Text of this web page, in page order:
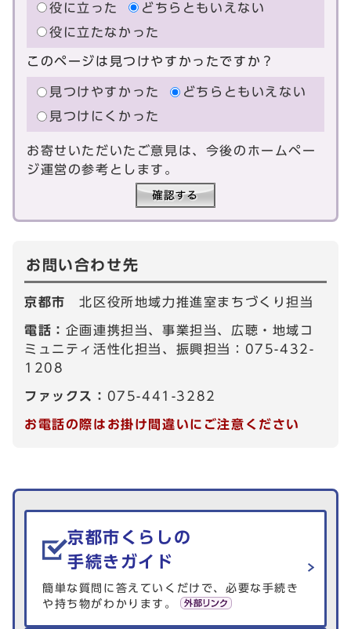
役に立った
どちらともいえない
役に立たなかった
このページは見つけやすかったですか？
見つけやすかった
どちらともいえない
見つけにくかった
お寄せいただいたご意見は、今後のホームペー
ジ運営の参考とします。
お問い合わせ先
京都市北区役所地域力推進室まちづくり担当
電話： 企画連携担当、事業担当、広聴・地域コ
ミュニティ活性化担当、振興担当：075-432-
1208
ファックス： 075-441-3282
お電話の際はお掛け間違いにご注意ください
生活情報を探す
京都市くらしの
手続きガイド
簡単な質問に答えていくだけで、必要な手続き
や持ち物がわかります。